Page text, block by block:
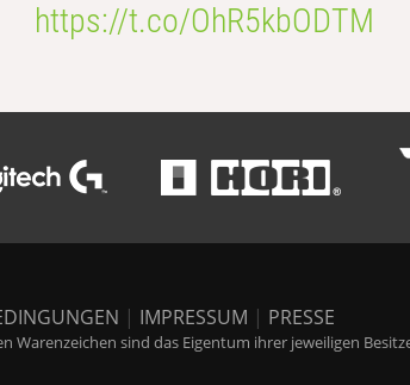
https://t.co/OhR5kbODTM
| IMPRESSUM | PRESSE
Warenzeichen sind das Eigentum ihrer jeweiligen